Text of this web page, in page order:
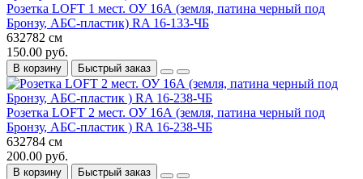
Розетка LOFT 1 мест. ОУ 16А (земля, патина черный под
Бронзу, АБС-пластик) RA 16-133-ЧБ
632782 см
150.00 руб.
В корзину Быстрый заказ
Розетка LOFT 2 мест. ОУ 16А (земля, патина черный под
Бронзу, АБС-пластик ) RA 16-238-ЧБ
632784 см
200.00 руб.
В корзину Быстрый заказ